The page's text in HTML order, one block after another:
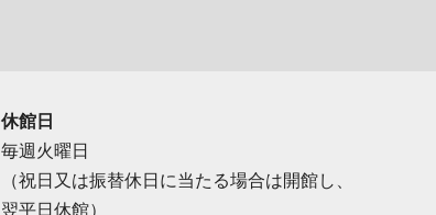
休館日
毎週火曜日
（祝日又は振替休日に当たる場合は開館し、
翌平日休館）